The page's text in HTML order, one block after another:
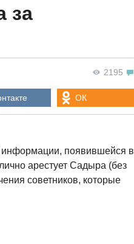
за
2195
ОК
появившейся в
арестует Садыра (без
советников, которые